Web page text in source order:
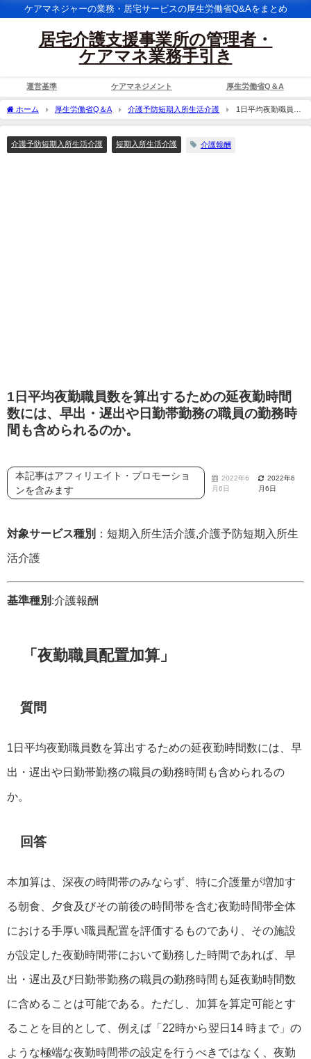
ケアマネジャーの業務・居宅サービスの厚生労働省Q&Aをまとめ
居宅介護支援事業所の管理者・
ケアマネ業務手引き
運営基準 ケアマネジメント 厚生労働省Q＆A
ホーム 厚生労働省Q＆A 介護予防短期入所生活介護
1日平均夜勤職員数
を算出するための延夜勤時間数には、早出・遅出や日勤帯勤務の職員の勤務時間も含
介護予防短期入所生活介護
短期入所生活介護 介護報酬
1日平均夜勤職員数を算出するための延夜勤時間
数には、早出・遅出や日勤帯勤務の職員の勤務時
間も含められるのか。
本記事はアフィリエイト・プロモーショ
ンを含みます
2022年6
月6日
2022年6
月6日
対象サービス種別 ：短期入所生活介護,介護予防短期入所生
活介護
基準種別 :介護報酬
「夜勤職員配置加算」
質問
1日平均夜勤職員数を算出するための延夜勤時間数には、早
出・遅出や日勤帯勤務の職員の勤務時間も含められるの
か。
回答
本加算は、深夜の時間帯のみならず、特に介護量が増加す
る朝食、夕食及びその前後の時間帯を含む夜勤時間帯全体
における手厚い職員配置を評価するものであり、その施設
が設定した夜勤時間帯において勤務した時間であれば、早
出・遅出及び日勤帯勤務の職員の勤務時間も延夜勤時間数
に含めることは可能である。ただし、加算を算定可能とす
ることを目的として、例えば「22時から翌日14 時まで」の
ような極端な夜勤時間帯の設定を行うべきではなく、夜勤